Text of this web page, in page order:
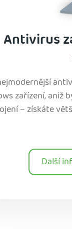
Antivirus
zařízení, aniž
– získáte
Další